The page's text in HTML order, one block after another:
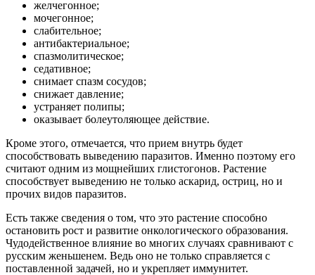
желчегонное;
мочегонное;
слабительное;
антибактериальное;
спазмолитическое;
седативное;
снимает спазм сосудов;
снижает давление;
устраняет полипы;
оказывает болеутоляющее действие.
Кроме этого, отмечается, что прием внутрь будет
способствовать выведению паразитов. Именно поэтому его
считают одним из мощнейших глистогонов. Растение
способствует выведению не только аскарид, остриц, но и
прочих видов паразитов.
Есть также сведения о том, что это растение способно
остановить рост и развитие онкологического образования.
Чудодейственное влияние во многих случаях сравнивают с
русским женьшенем. Ведь оно не только справляется с
поставленной задачей, но и укрепляет иммунитет.